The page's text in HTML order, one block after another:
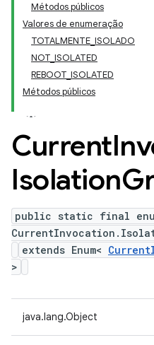
Métodos públicos
Valores de enumeração
TOTALMENTE_ISOLADO
NOT_ISOLATED
REBOOT_ISOLATED
Métodos públicos
Current
Isolation
public static final
extends Enum<
>
java.lang.Object